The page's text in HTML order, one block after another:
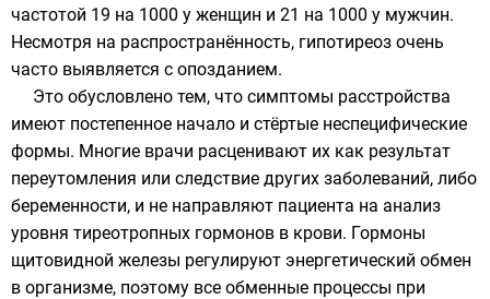
частотой 19 на 1000 у женщин и 21 на 1000 у мужчин.
Несмотря на распространённость, гипотиреоз очень
часто выявляется с опозданием.
Это обусловлено тем, что симптомы расстройства
имеют постепенное начало и стёртые неспецифические
формы. Многие врачи расценивают их как результат
переутомления или следствие других заболеваний, либо
беременности, и не направляют пациента на анализ
уровня тиреотропных гормонов в крови. Гормоны
щитовидной железы регулируют энергетический обмен
в организме, поэтому все обменные процессы при